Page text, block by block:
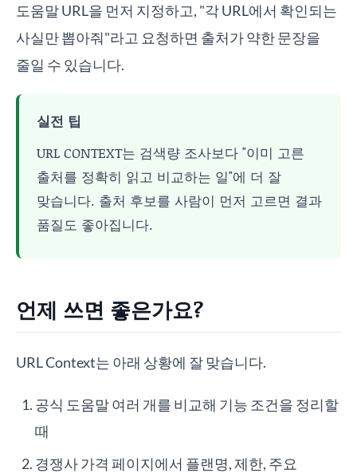
도움말 URL을 먼저 지정하고, "각 URL에서 확인되는
사실만 뽑아줘"라고 요청하면 출처가 약한 문장을
줄일 수 있습니다.
실전 팁
URL CONTEXT는 검색량 조사보다 "이미 고른
출처를 정확히 읽고 비교하는 일"에 더 잘
맞습니다. 출처 후보를 사람이 먼저 고르면 결과
품질도 좋아집니다.
언제 쓰면 좋은가요?
URL Context는 아래 상황에 잘 맞습니다.
공식 도움말 여러 개를 비교해 기능 조건을 정리할
때
경쟁사 가격 페이지에서 플랜명, 제한, 주요